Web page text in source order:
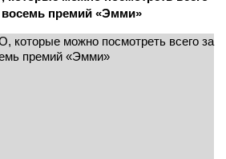
премий «Эмми»